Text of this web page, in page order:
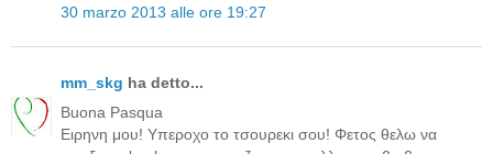
30 marzo 2013 alle ore 19:27
mm_skg ha detto...
Buona Pasqua
Ειρηνη μου! Υπεροχο το τσουρεκι σου! Φετος θελω να